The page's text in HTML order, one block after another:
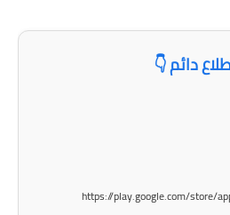
دائم 👇
https://play.google.com/store/